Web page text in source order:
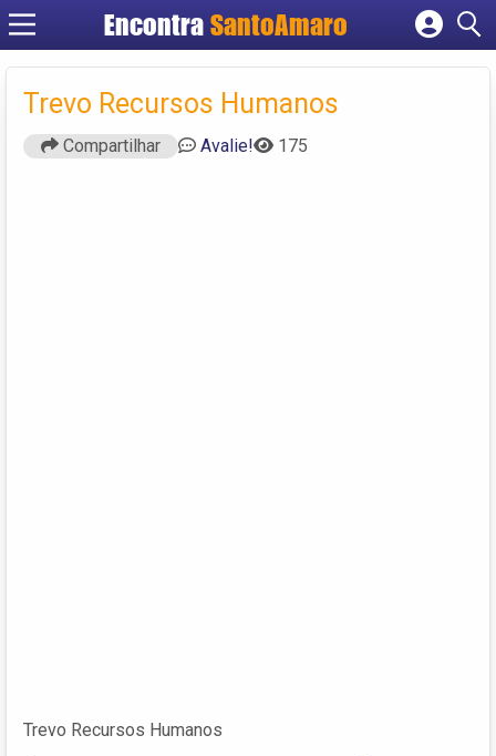
Encontra SantoAmaro
Cadastrar empresa
Criar conta
Trevo Recursos Humanos
Compartilhar Avalie! 175
Trevo Recursos Humanos